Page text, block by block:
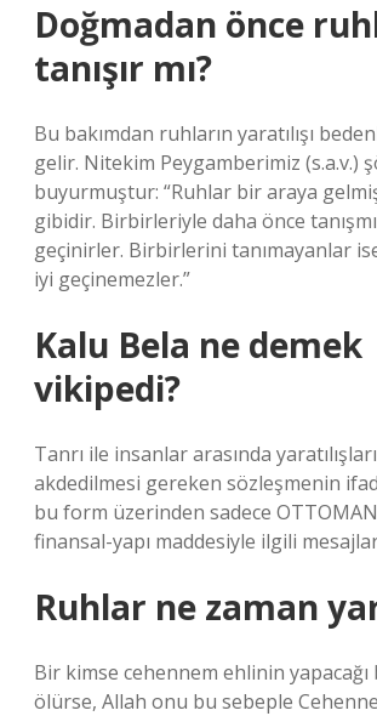
Doğmadan önce
tanışır mı?
Bu bakımdan ruhların yaratılışı
gelir. Nitekim Peygamberimiz (s.a.v.)
buyurmuştur: “Ruhlar bir araya
gibidir. Birbirleriyle daha önce
geçinirler. Birbirlerini tanımayanlar
iyi geçinemezler.”
Kalu Bela ne demek
vikipedi?
Tanrı ile insanlar arasında
akdedilmesi gereken sözleşmenin
bu form üzerinden sadece
finansal-yapı maddesiyle ilgili
Ruhlar ne zaman
Bir kimse cehennem ehlinin
ölürse, Allah onu bu sebeple